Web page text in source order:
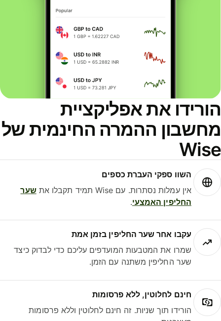
את אפליקציית
ההמרה החינמית של
השוו ספקי העברת כספים
אין עמלות נסתרות. עם Wise תמיד תקבלו את
שער
החליפין האמצעי.
עקבו אחר שער החליפין בזמן אמת
שמרו את המטבעות המועדפים עליכם כדי לבדוק כיצד
שער החליפין משתנה עם הזמן.
חינם לחלוטין, ללא פרסומות
הורידו תוך שניות. זה חינם לחלוטין וללא פרסומות